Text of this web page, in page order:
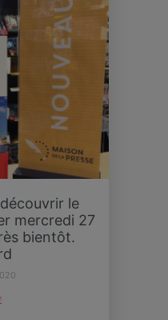
le
mercredi 27
bientôt.